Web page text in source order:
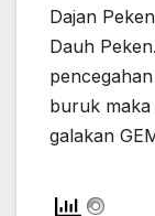
Dajan
Dauh
buruk
galakan